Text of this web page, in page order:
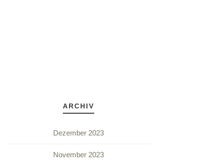
ARCHIV
Dezember 2023
November 2023